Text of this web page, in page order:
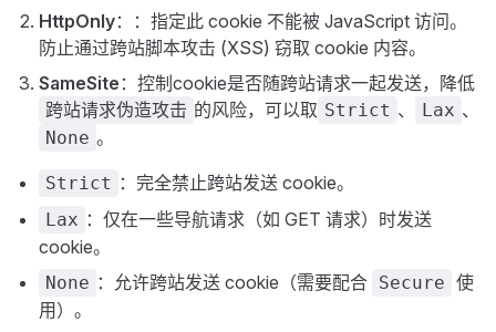
HttpOnly：：指定此 cookie 不能被 JavaScript 访问。
防止通过跨站脚本攻击 (XSS) 窃取 cookie 内容。
SameSite ：控制cookie是否随跨站请求一起发送，降低
跨站请求伪造攻击 的风险，可以取 Strict 、 Lax 、
None 。
Strict ：完全禁止跨站发送 cookie。
Lax ：仅在一些导航请求（如 GET 请求）时发送
cookie。
None ：允许跨站发送 cookie（需要配合 Secure 使
用）。